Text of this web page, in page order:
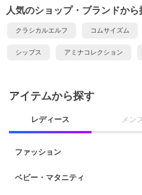
人気のショップ・ブランドから
クラシカルエルフ コムサイズム
シップス アミナコレクション
アイテムから探す
レディース メン
ファッション
ベビー・マタニティ